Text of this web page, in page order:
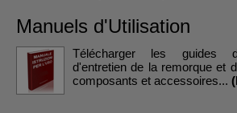
Manuels d'Utilisation
Télécharger les guides
d'entretien de la remorque et
composants et accessoires...